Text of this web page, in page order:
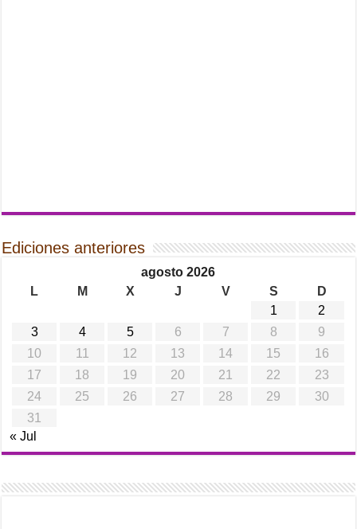
Ediciones anteriores
agosto 2026
L
M X J V S
D
1
2
3
4 5 6 7 8
9
10
11 12 13 14 15
16
17
18 19 20 21 22
23
24
25 26 27 28 29
30
31
« Jul